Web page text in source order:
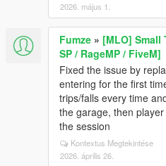
2026. május 1.
Fumze » [MLO] Small
SP / RageMP / FiveM]
Fixed the issue by
entering for the first
trips/falls every time
the garage, then
the session
Kontextus Megtekintése
2026. április 26.